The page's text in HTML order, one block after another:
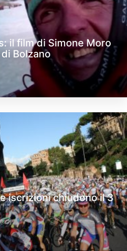
il film di Simone Moro
Bolzano
iscrizioni chiudono il 3